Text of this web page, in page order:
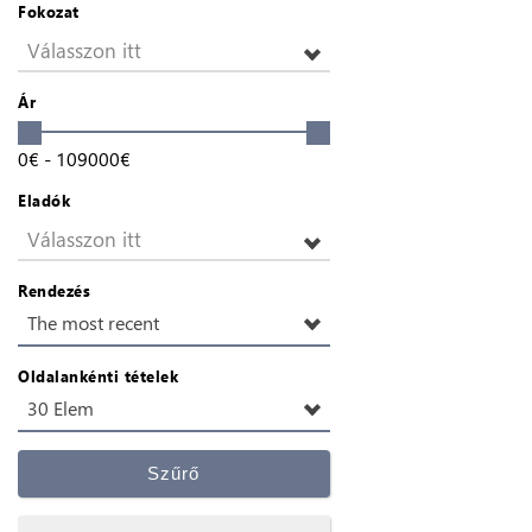
Fokozat
Válasszon itt
Ár
0€ - 109000€
Eladók
Válasszon itt
Rendezés
The most recent
Oldalankénti tételek
30 Elem
Szűrő